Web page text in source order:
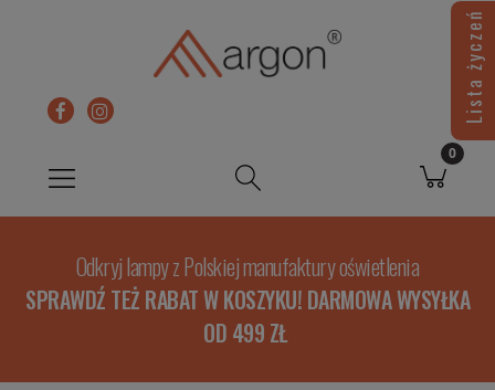
Odkryj lampy z Polskiej manufaktury oświetlenia
SPRAWDŹ TEŻ RABAT W KOSZYKU! DARMOWA WYSYŁKA
OD 499 ZŁ
Lista życzeń